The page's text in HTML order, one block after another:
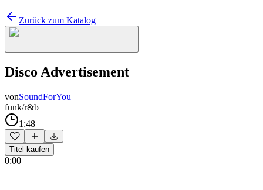
Zurück zum Katalog
Disco Advertisement
vonSoundForYou
funk/r&b
1:48
Titel kaufen
0:00